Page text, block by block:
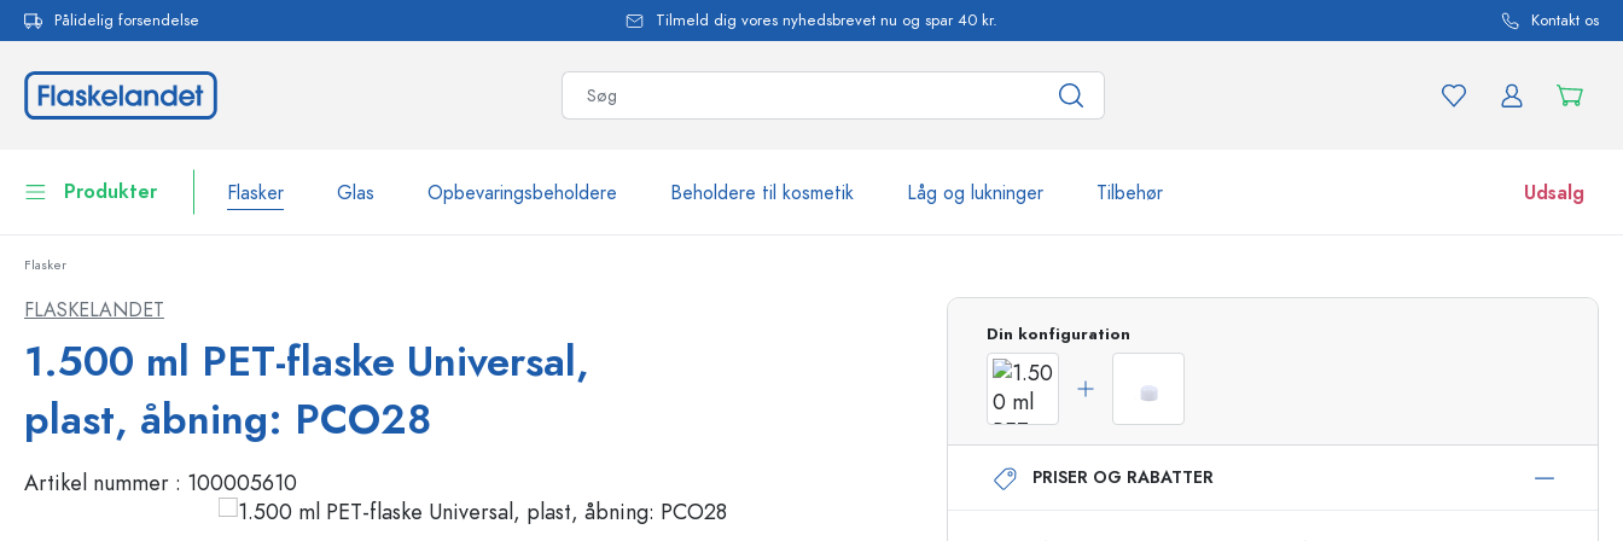
Gå til hovednavigation
Pålidelig forsendelse Tilmeld dig vores nyhedsbrevet nu og spar 40 kr. Kontakt os
Produkter Flasker Glas Opbevaringsbeholdere Beholdere til kosmetik Låg og lukninger Tilbehør Udsalg
Bordservice
Beholdere til kosmetik
Flasker efter mærke
WECK-flasker
Flasker med patentprop
Sprayflasker
Airless-dispensere
Roll-on flasker
Glas
Flasker
FLASKELANDET
1.500 ml PET-flaske Universal,
plast, åbning: PCO28
Artikel nummer : 100005610
Din konfiguration
PRISER OG RABATTER